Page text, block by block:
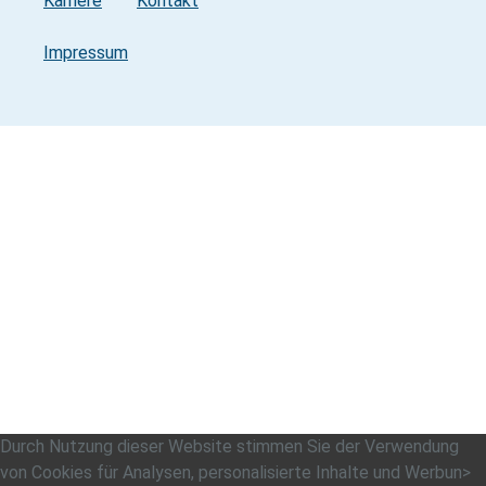
Impressum
Durch Nutzung dieser Website stimmen Sie der Verwendung
von Cookies für Analysen, personalisierte Inhalte und Werbun>